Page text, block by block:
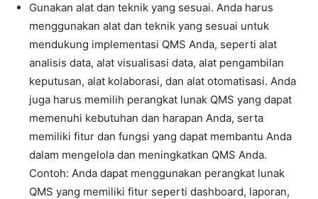
Gunakan alat dan teknik yang sesuai. Anda harus
menggunakan alat dan teknik yang sesuai untuk
mendukung implementasi QMS Anda, seperti alat
analisis data, alat visualisasi data, alat pengambilan
keputusan, alat kolaborasi, dan alat otomatisasi. Anda
juga harus memilih perangkat lunak QMS yang dapat
memenuhi kebutuhan dan harapan Anda, serta
memiliki fitur dan fungsi yang dapat membantu Anda
dalam mengelola dan meningkatkan QMS Anda.
Contoh: Anda dapat menggunakan perangkat lunak
QMS yang memiliki fitur seperti dashboard, laporan,